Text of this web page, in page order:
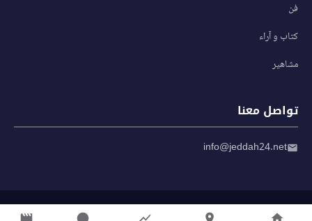
فن
كتاب و آراء
مشاهير
تواصل معنا
info@jeddah24.net